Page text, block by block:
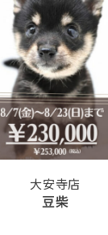
大安寺店
豆柴